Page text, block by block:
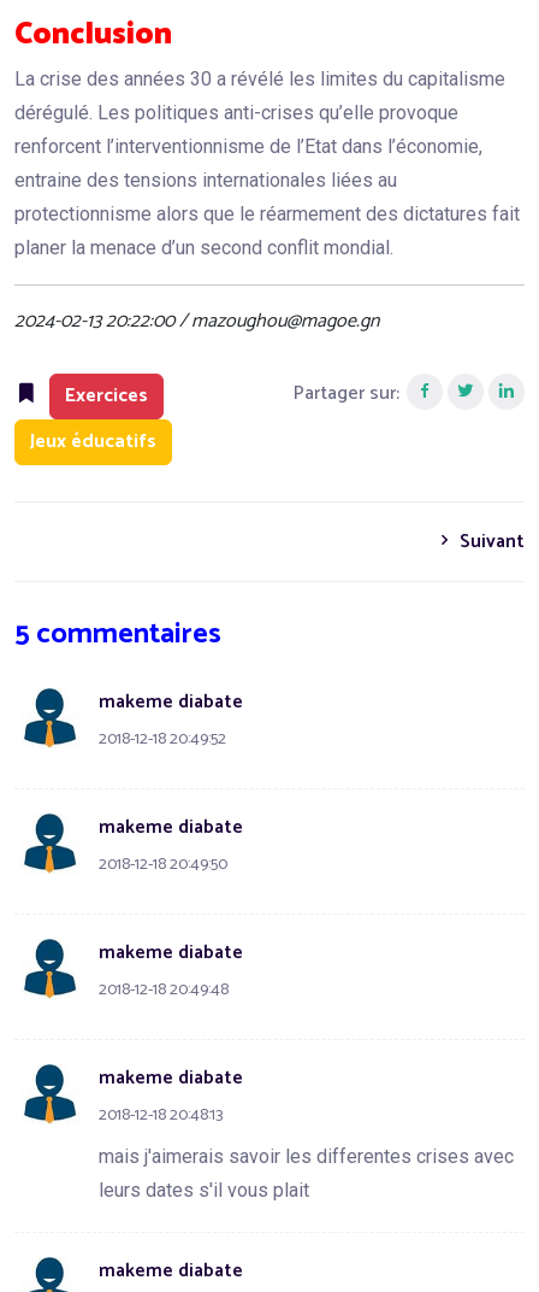
Conclusion
La crise des années 30 a révélé les limites du capitalisme
dérégulé. Les politiques anti-crises qu’elle provoque
renforcent l’interventionnisme de l’Etat dans l’économie,
entraine des tensions internationales liées au
protectionnisme alors que le réarmement des dictatures fait
planer la menace d’un second conflit mondial.
2024-02-13 20:22:00 / mazoughou@magoe.gn
Exercices
Jeux éducatifs
Partager sur:
Suivant
5 commentaires
makeme diabate
2018-12-18 20:49:52
makeme diabate
2018-12-18 20:49:50
makeme diabate
2018-12-18 20:49:48
makeme diabate
2018-12-18 20:48:13
mais j'aimerais savoir les differentes crises avec
leurs dates s'il vous plait
makeme diabate